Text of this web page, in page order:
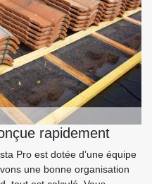
rapidement
Pro est dotée d’une équipe
une bonne organisation